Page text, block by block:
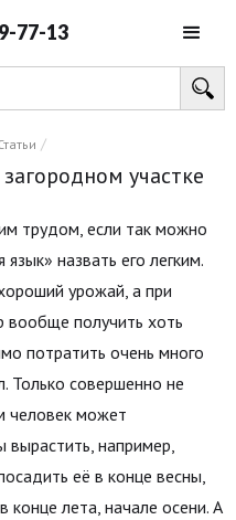
77-13
/
участке
трудом, если так можно
назвать его легким.
урожай, а при
вообще получить хоть
потратить очень много
Только совершенно не
человек может
вырастить, например,
её в конце весны,
конце лета, начале осени. А